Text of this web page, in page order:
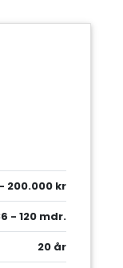
200.000 kr
- 120 mdr.
20 år